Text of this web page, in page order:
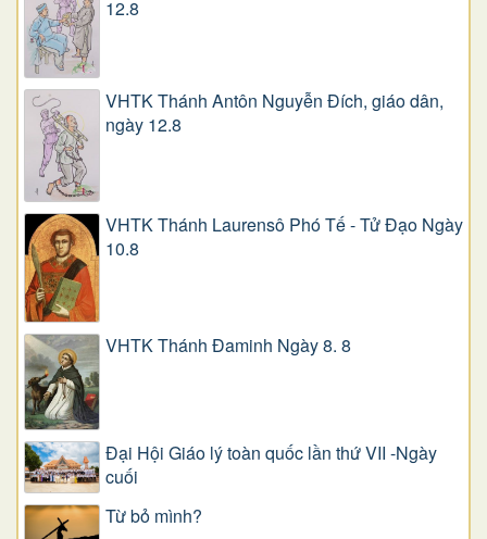
12.8
VHTK Thánh Antôn Nguyễn Ðích, giáo dân,
ngày 12.8
VHTK Thánh Laurensô Phó Tế - Tử Đạo Ngày
10.8
VHTK Thánh Đaminh Ngày 8. 8
Đại Hội Giáo lý toàn quốc lần thứ VII -Ngày
cuối
Từ bỏ mình?